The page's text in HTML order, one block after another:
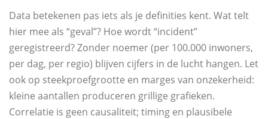
Data betekenen pas iets als je definities kent. Wat telt
hier mee als “geval”? Hoe wordt “incident”
geregistreerd? Zonder noemer (per 100.000 inwoners,
per dag, per regio) blijven cijfers in de lucht hangen. Let
ook op steekproefgrootte en marges van onzekerheid:
kleine aantallen produceren grillige grafieken.
Correlatie is geen causaliteit; timing en plausibele